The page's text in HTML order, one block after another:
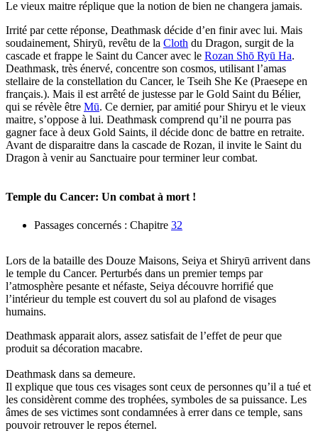
Le vieux maitre réplique que la notion de bien ne changera jamais.
Irrité par cette réponse, Deathmask décide d’en finir avec lui. Mais
soudainement, Shiryū, revêtu de la Cloth du Dragon, surgit de la
cascade et frappe le Saint du Cancer avec le Rozan Shō Ryū Ha.
Deathmask, très énervé, concentre son cosmos, utilisant l’amas
stellaire de la constellation du Cancer, le Tseih She Ke (Praesepe en
français.). Mais il est arrêté de justesse par le Gold Saint du Bélier,
qui se révèle être Mū. Ce dernier, par amitié pour Shiryu et le vieux
maitre, s’oppose à lui. Deathmask comprend qu’il ne pourra pas
gagner face à deux Gold Saints, il décide donc de battre en retraite.
Avant de disparaitre dans la cascade de Rozan, il invite le Saint du
Dragon à venir au Sanctuaire pour terminer leur combat.
Temple du Cancer: Un combat à mort !
Passages concernés : Chapitre 32
Lors de la bataille des Douze Maisons, Seiya et Shiryū arrivent dans
le temple du Cancer. Perturbés dans un premier temps par
l’atmosphère pesante et néfaste, Seiya découvre horrifié que
l’intérieur du temple est couvert du sol au plafond de visages
humains.
Deathmask apparait alors, assez satisfait de l’effet de peur que
produit sa décoration macabre.
Deathmask dans sa demeure.
Il explique que tous ces visages sont ceux de personnes qu’il a tué et
les considèrent comme des trophées, symboles de sa puissance. Les
âmes de ses victimes sont condamnées à errer dans ce temple, sans
pouvoir retrouver le repos éternel.